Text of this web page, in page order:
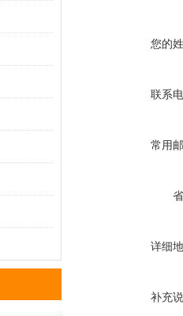
您的
联系
常用
详细
补充